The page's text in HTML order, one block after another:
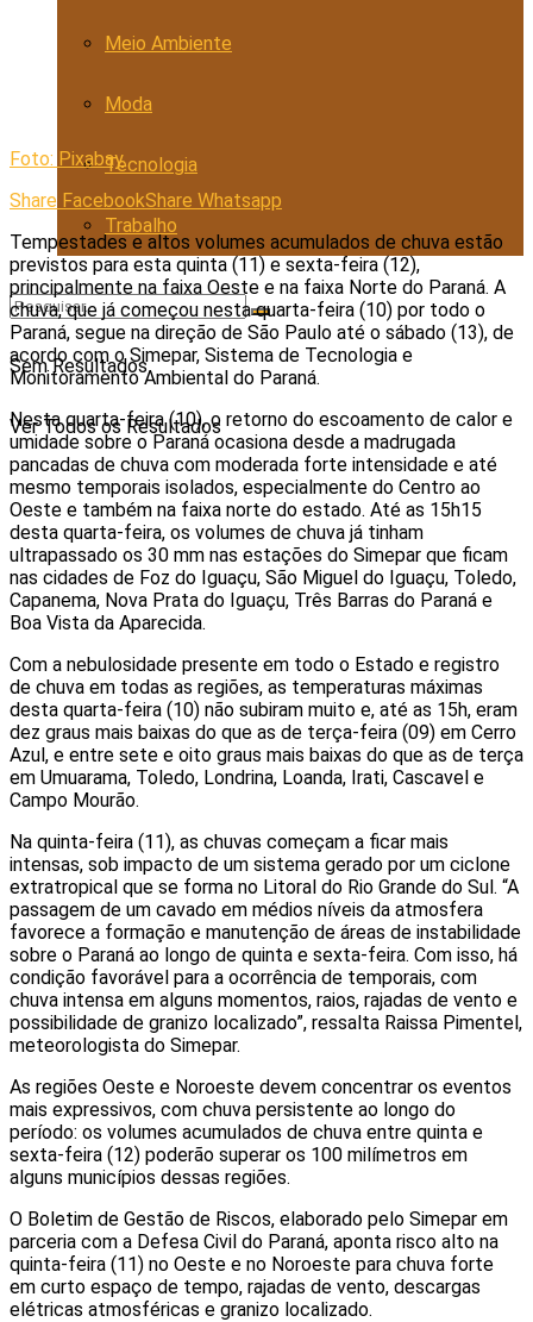
Meio Ambiente
Moda
Tecnologia
Trabalho
Sem Resultados
Ver Todos os Resultados
Foto: Pixabay
Share FacebookShare Whatsapp
Tempestades e altos volumes acumulados de chuva estão
previstos para esta quinta (11) e sexta-feira (12),
principalmente na faixa Oeste e na faixa Norte do Paraná. A
chuva, que já começou nesta quarta-feira (10) por todo o
Paraná, segue na direção de São Paulo até o sábado (13), de
acordo com o Simepar, Sistema de Tecnologia e
Monitoramento Ambiental do Paraná.
Nesta quarta-feira (10), o retorno do escoamento de calor e
umidade sobre o Paraná ocasiona desde a madrugada
pancadas de chuva com moderada forte intensidade e até
mesmo temporais isolados, especialmente do Centro ao
Oeste e também na faixa norte do estado. Até as 15h15
desta quarta-feira, os volumes de chuva já tinham
ultrapassado os 30 mm nas estações do Simepar que ficam
nas cidades de Foz do Iguaçu, São Miguel do Iguaçu, Toledo,
Capanema, Nova Prata do Iguaçu, Três Barras do Paraná e
Boa Vista da Aparecida.
Com a nebulosidade presente em todo o Estado e registro
de chuva em todas as regiões, as temperaturas máximas
desta quarta-feira (10) não subiram muito e, até as 15h, eram
dez graus mais baixas do que as de terça-feira (09) em Cerro
Azul, e entre sete e oito graus mais baixas do que as de terça
em Umuarama, Toledo, Londrina, Loanda, Irati, Cascavel e
Campo Mourão.
Na quinta-feira (11), as chuvas começam a ficar mais
intensas, sob impacto de um sistema gerado por um ciclone
extratropical que se forma no Litoral do Rio Grande do Sul. “A
passagem de um cavado em médios níveis da atmosfera
favorece a formação e manutenção de áreas de instabilidade
sobre o Paraná ao longo de quinta e sexta-feira. Com isso, há
condição favorável para a ocorrência de temporais, com
chuva intensa em alguns momentos, raios, rajadas de vento e
possibilidade de granizo localizado”, ressalta Raissa Pimentel,
meteorologista do Simepar.
As regiões Oeste e Noroeste devem concentrar os eventos
mais expressivos, com chuva persistente ao longo do
período: os volumes acumulados de chuva entre quinta e
sexta-feira (12) poderão superar os 100 milímetros em
alguns municípios dessas regiões.
O Boletim de Gestão de Riscos, elaborado pelo Simepar em
parceria com a Defesa Civil do Paraná, aponta risco alto na
quinta-feira (11) no Oeste e no Noroeste para chuva forte
em curto espaço de tempo, rajadas de vento, descargas
elétricas atmosféricas e granizo localizado.